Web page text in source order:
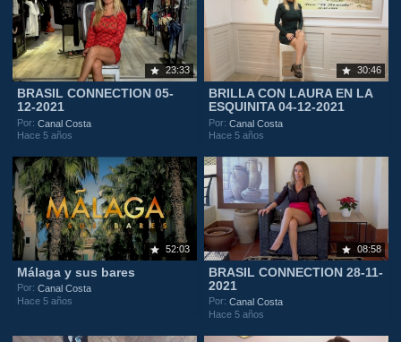
23:33
BRASIL CONNECTION 05-
12-2021
Por:Canal Costa
Hace 5 años
30:46
BRILLA CON LAURA EN LA
ESQUINITA 04-12-2021
Por:Canal Costa
Hace 5 años
52:03
Málaga y sus bares
Por:Canal Costa
Hace 5 años
08:58
BRASIL CONNECTION 28-11-
2021
Por:Canal Costa
Hace 5 años